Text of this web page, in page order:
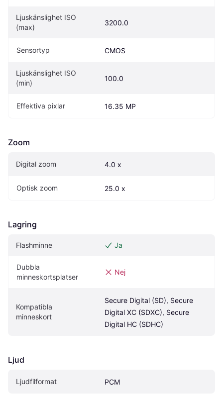
Ljuskänslighet ISO
(max)
3200.0
Sensortyp CMOS
Ljuskänslighet ISO
(min)
100.0
Effektiva pixlar 16.35 MP
Zoom
Digital zoom 4.0 x
Optisk zoom 25.0 x
Lagring
Flashminne Ja
Dubbla
minneskortsplatser
Nej
Kompatibla
minneskort
Secure Digital (SD), Secure
Digital XC (SDXC), Secure
Digital HC (SDHC)
Ljud
Ljudfilformat PCM